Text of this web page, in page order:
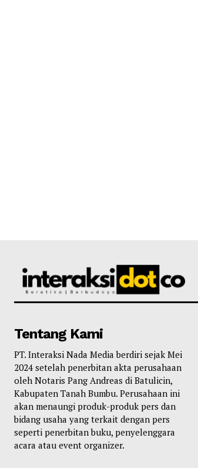
Tentang Kami
PT. Interaksi Nada Media berdiri sejak Mei
2024 setelah penerbitan akta perusahaan
oleh Notaris Pang Andreas di Batulicin,
Kabupaten Tanah Bumbu. Perusahaan ini
akan menaungi produk-produk pers dan
bidang usaha yang terkait dengan pers
seperti penerbitan buku, penyelenggara
acara atau event organizer.